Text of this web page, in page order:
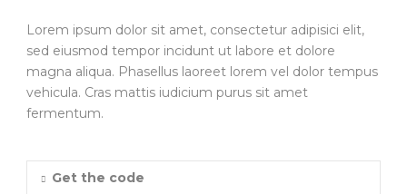
Lorem ipsum dolor sit amet, consectetur adipisici elit,
sed eiusmod tempor incidunt ut labore et dolore
magna aliqua. Phasellus laoreet lorem vel dolor tempus
vehicula. Cras mattis iudicium purus sit amet
fermentum.
Get the code